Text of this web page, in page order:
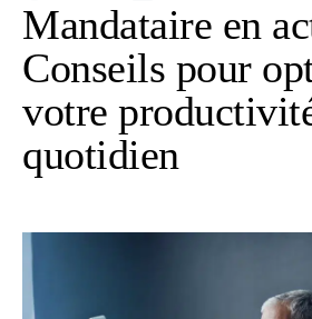
Mandataire en
Conseils pour
votre
quotidien